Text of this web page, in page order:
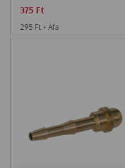
375 Ft
295 Ft + Áfa